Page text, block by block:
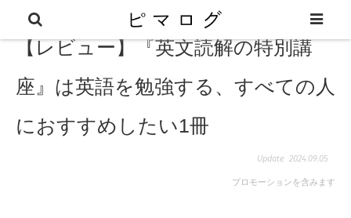
【レビュー】『英文読解の特別講
座』は英語を勉強する、すべての人
におすすめしたい1冊
2024.09.05
プロモーションを含みます